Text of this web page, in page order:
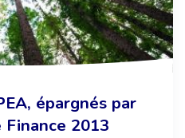
épargnés par
2013